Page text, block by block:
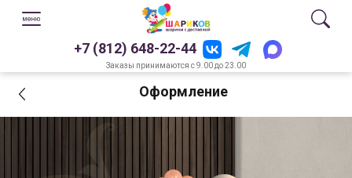
+7 (812) 648-22-44
Заказы принимаются с 9.00 до 23.00
Оформление